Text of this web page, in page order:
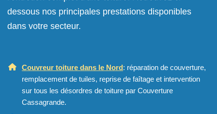
dessous nos principales prestations disponibles
dans votre secteur.
Couvreur toiture dans le Nord: réparation de couverture,
remplacement de tuiles, reprise de faîtage et intervention
sur tous les désordres de toiture par Couverture
Cassagrande.